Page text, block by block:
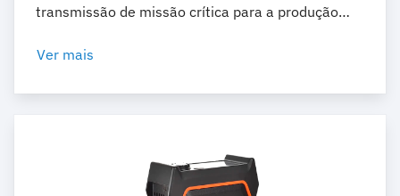
transmissão de missão crítica para a produção
nativas.
Ver mais